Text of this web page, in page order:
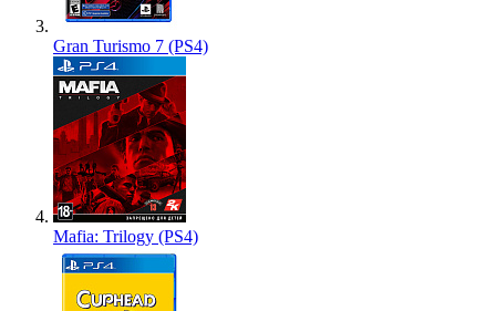
Gran Turismo 7 (PS4)
Mafia: Trilogy (PS4)